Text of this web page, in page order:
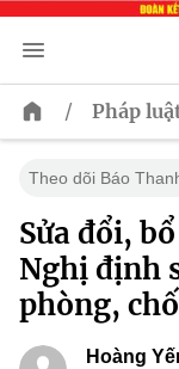
/ Pháp
Theo dõi Báo
Sửa đổi,
Nghị định
phòng,
Hoàng